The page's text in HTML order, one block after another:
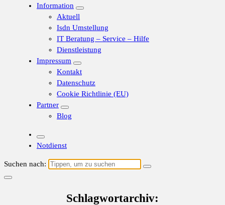
Information
Aktuell
Isdn Umstellung
IT Beratung – Service – Hilfe
Dienstleistung
Impressum
Kontakt
Datenschutz
Cookie Richtlinie (EU)
Partner
Blog
Notdienst
Suchen nach:
Schlagwortarchiv: